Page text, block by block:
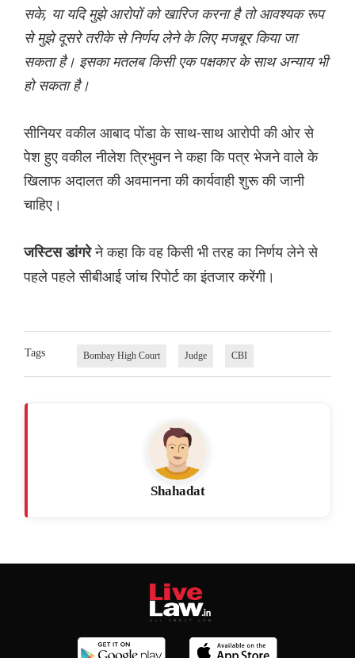
सके, या यदि मुझे आरोपों को खारिज करना है तो आवश्यक रूप
से मुझे दूसरे तरीके से निर्णय लेने के लिए मजबूर किया जा
सकता है। इसका मतलब किसी एक पक्षकार के साथ अन्याय भी
हो सकता है।
सीनियर वकील आबाद पोंडा के साथ-साथ आरोपी की ओर से
पेश हुए वकील नीलेश त्रिभुवन ने कहा कि पत्र भेजने वाले के
खिलाफ अदालत की अवमानना ​​की कार्यवाही शुरू की जानी
चाहिए।
जस्टिस डांगरेने कहा कि वह किसी भी तरह का निर्णय लेने से
पहले पहले सीबीआई जांच रिपोर्ट का इंतजार करेंगी।
Tags Bombay High Court Judge CBI
Shahadat